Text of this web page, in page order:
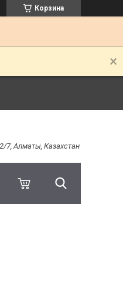
Корзина
7, Алматы, Казахстан